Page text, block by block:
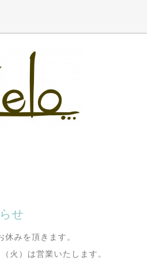
せ
みを頂きます。
火）は営業いたします。